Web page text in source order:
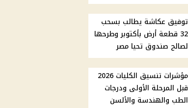
توفيق عكاشة يطالب بسحب
32 قطعة أرض بأكتوبر وطرحها
لصالح صندوق تحيا مصر
مؤشرات تنسيق الكليات 2026
قبل المرحلة الأولى ودرجات
الطب والهندسة والألسن